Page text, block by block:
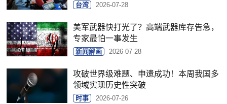
台湾 2026-07-28
美军武器快打光了？高端武器库存告急，
专家最怕一事发生
新闻解画 2026-07-28
攻破世界级难题、申遗成功！本周我国多
领域实现历史性突破
时事 2026-07-26